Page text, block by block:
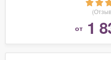
от 1